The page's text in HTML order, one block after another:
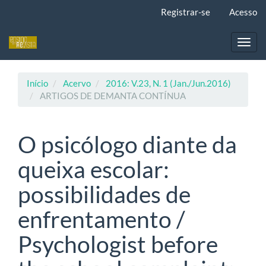
principal
Registrar-se Acesso
Início Acervo
2016: V.23, N. 1 (Jan./Jun.2016)
ARTIGOS DE DEMANTA CONTÍNUA
O psicólogo diante da
queixa escolar:
possibilidades de
enfrentamento /
Psychologist before